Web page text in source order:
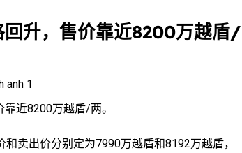
回升，售价靠近8200万越盾/
近8200万越盾/两。
卖出价分别定为7990万越盾和8192万越盾，